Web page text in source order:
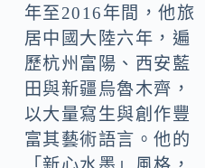
年至2016年間，他旅
居中國大陸六年，遍
歷杭州富陽、西安藍
田與新疆烏魯木齊，
以大量寫生與創作豐
富其藝術語言。他的